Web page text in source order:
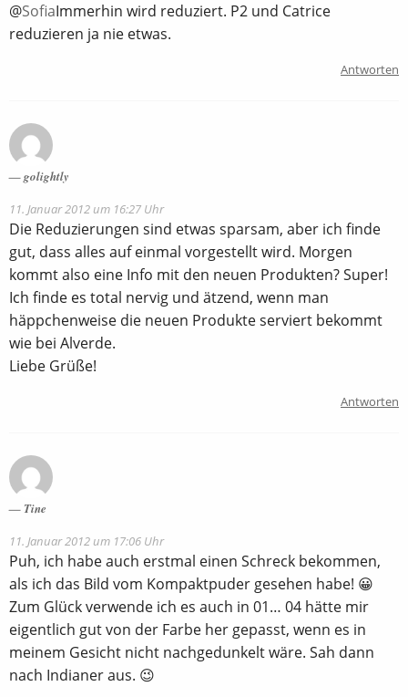
@SofiaImmerhin wird reduziert. P2 und Catrice
reduzieren ja nie etwas.
Antworten
golightly
11. Januar 2012 um 16:27 Uhr
Die Reduzierungen sind etwas sparsam, aber ich finde
gut, dass alles auf einmal vorgestellt wird. Morgen
kommt also eine Info mit den neuen Produkten? Super!
Ich finde es total nervig und ätzend, wenn man
häppchenweise die neuen Produkte serviert bekommt
wie bei Alverde.
Liebe Grüße!
Antworten
Tine
11. Januar 2012 um 17:06 Uhr
Puh, ich habe auch erstmal einen Schreck bekommen,
als ich das Bild vom Kompaktpuder gesehen habe! 😀
Zum Glück verwende ich es auch in 01… 04 hätte mir
eigentlich gut von der Farbe her gepasst, wenn es in
meinem Gesicht nicht nachgedunkelt wäre. Sah dann
nach Indianer aus. 😉